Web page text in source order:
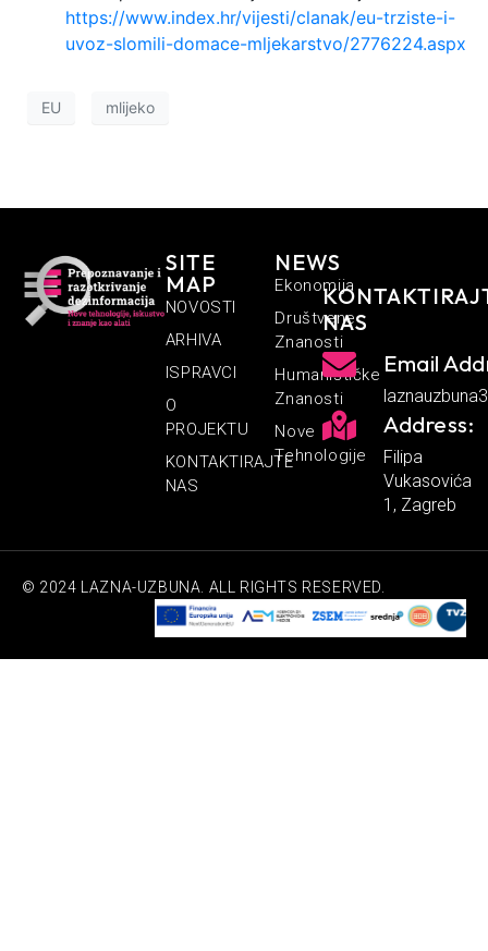
https://www.index.hr/vijesti/clanak/eu-trziste-i-
uvoz-slomili-domace-mljekarstvo/2776224.aspx
EU mlijeko
SITE
MAP
NOVOSTI
ARHIVA
ISPRAVCI
O
PROJEKTU
KONTAKTIRAJTE
NAS
NEWS
Ekonomija
Društvene
Znanosti
Humanističke
Znanosti
Nove
Tehnologije
NAS
Email
Address:
Filipa
Vukasovića
1, Zagreb
© 2024 LAZNA-UZBUNA. ALL RIGHTS RESERVED.